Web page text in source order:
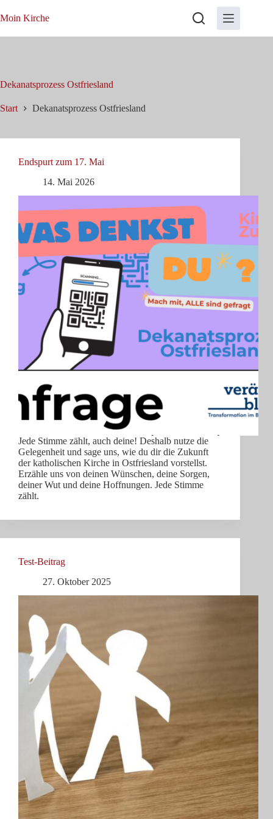
Inhalt
Moin Kirche
Dekanatsprozess Ostfriesland
Start Dekanatsprozess Ostfriesland
Endspurt zum 17. Mai
14. Mai 2026
Jede Stimme zählt, auch deine! Deshalb nutze die
Gelegenheit und sage uns, wie du dir die Zukunft
der katholischen Kirche in Ostfriesland vorstellst.
Erzähle uns von deinen Wünschen, deine Sorgen,
deiner Wut und deine Hoffnungen. Jede Stimme
zählt.
Test-Beitrag
27. Oktober 2025